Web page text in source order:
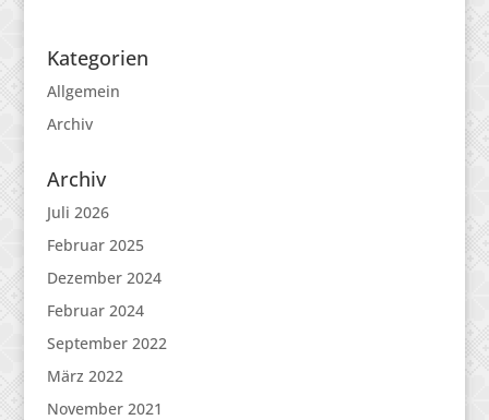
Kategorien
Allgemein
Archiv
Archiv
Juli 2026
Februar 2025
Dezember 2024
Februar 2024
September 2022
März 2022
November 2021